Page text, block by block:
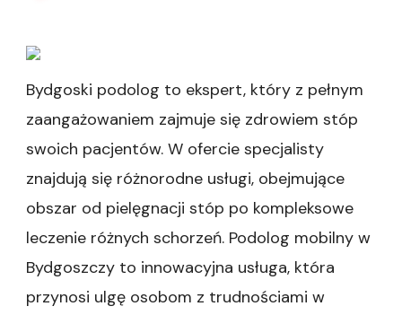
skuteczne
rozwiązanie
dla
wrastających
paznokci
Bydgoski podolog to ekspert, który z pełnym
zaangażowaniem zajmuje się zdrowiem stóp
swoich pacjentów. W ofercie specjalisty
znajdują się różnorodne usługi, obejmujące
obszar od pielęgnacji stóp po kompleksowe
leczenie różnych schorzeń. Podolog mobilny w
Bydgoszczy to innowacyjna usługa, która
przynosi ulgę osobom z trudnościami w